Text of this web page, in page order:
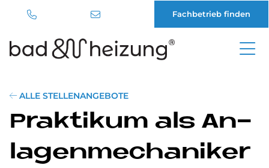
Inhalt
Fachbetrieb finden
ALLE STELLENANGEBOTE
Prak­ti­kum als An­
la­gen­me­cha­ni­ker